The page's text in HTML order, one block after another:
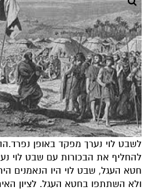
לשבט לוי נערך מפקד באופן
להחליף את הבכורות עם שבט לוי
חטא העגל, שבט לוי היו הנאמנים
ולא השתתפו בחטא העגל. לציון